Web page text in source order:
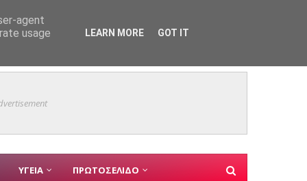
ΚΥΡΙΑ ΘΕΜΑΤΑ
ΥΓΕΙΑ ΠΡΩΤΟΣΕΛΙΔΟ
agent
usage
LEARN MORE GOT IT